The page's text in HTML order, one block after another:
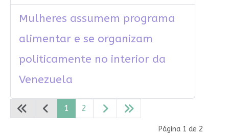
Mulheres assumem programa
alimentar e se organizam
politicamente no interior da
Venezuela
Página 1 de 2
1 2